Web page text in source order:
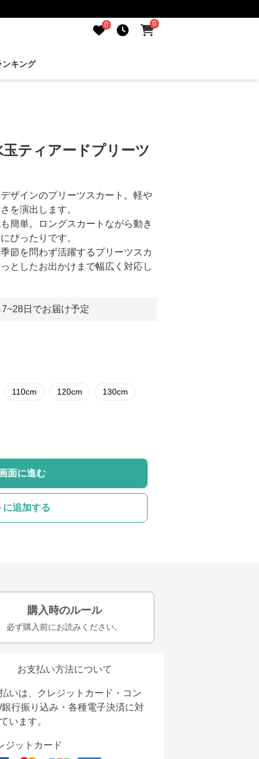
0 0
ンキング
ティアードプリーツ
ザインのプリーツスカート。軽や
を演出します。
簡単。ロングスカートながら動き
ぴったりです。
節を問わず活躍するプリーツスカ
としたお出かけまで幅広く対応し
日でお届け予定
110cm 120cm 130cm
面に進む
に追加する
購入時のルール
必ず購入前にお読みください。
お支払い方法について
いは、クレジットカード・コン
銀行振り込み・各種電子決済に対
います。
ジットカード